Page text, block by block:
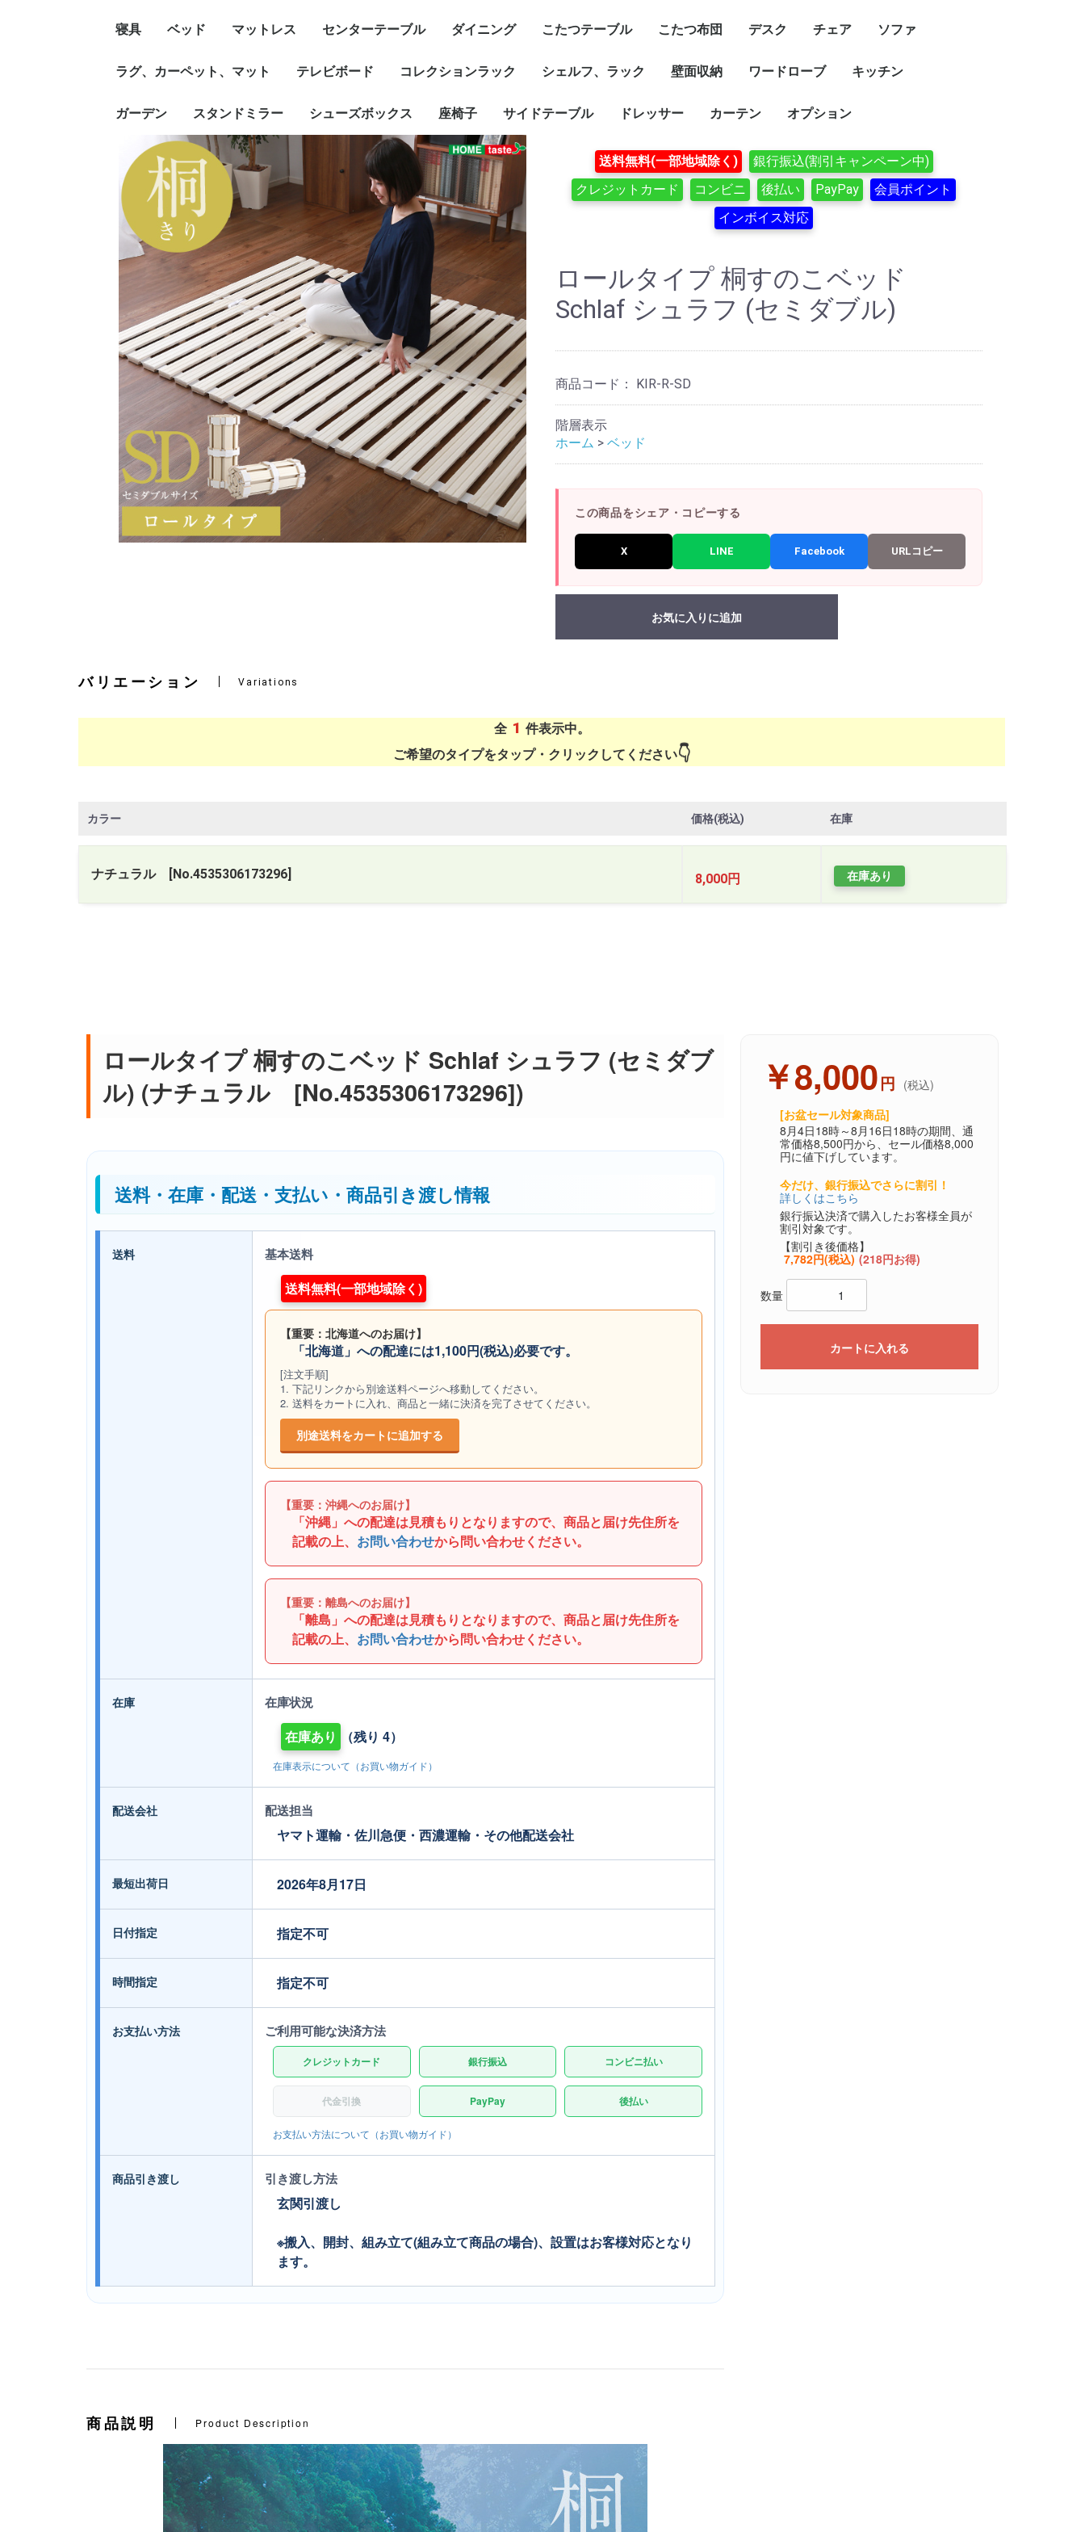
寝具 ベッド マットレス センターテーブル ダイニング こたつテーブル こたつ布団 デスク チェア ソファ
ラグ、カーペット、マット テレビボード コレクションラック シェルフ、ラック 壁面収納 ワードローブ キッチン
ガーデン スタンドミラー シューズボックス 座椅子 サイドテーブル ドレッサー カーテン オプション
送料無料(一部地域除く)
銀行振込(割引キャンペーン中)
クレジットカード
コンビニ 後払い PayPay
会員ポイント
インボイス対応
ロールタイプ 桐すのこベッド
Schlaf シュラフ (セミダブル)
商品コード： KIR-R-SD
階層表示
ホーム > ベッド
この商品をシェア・コピーする
X LINE Facebook URLコピー
お気に入りに追加
バリエーション Variations
全 1 件表示中。
ご希望のタイプをタップ・クリックしてください
カラー 価格(税込) 在庫
ナチュラル [No.4535306173296] 8,000円 在庫あり
ロールタイプ 桐すのこベッド Schlaf シュラフ (セミダブ
ル) (ナチュラル [No.4535306173296])
送料・在庫・配送・支払い・商品引き渡し情報
送料 基本送料
送料無料(一部地域除く)
【重要：北海道へのお届け】
「北海道」への配達には1,100円(税込)必要です。
[注文手順]
1. 下記リンクから別途送料ページへ移動してください。
2. 送料をカートに入れ、商品と一緒に決済を完了させてください。
別途送料をカートに追加する
【重要：沖縄へのお届け】
「沖縄」への配達は見積もりとなりますので、商品と届け先住所を
記載の上、 お問い合わせから問い合わせください。
【重要：離島へのお届け】
「離島」への配達は見積もりとなりますので、商品と届け先住所を
記載の上、 お問い合わせから問い合わせください。
在庫 在庫状況
在庫あり （残り 4）
在庫表示について（お買い物ガイド）
配送会社 配送担当
ヤマト運輸・佐川急便・西濃運輸・その他配送会社
最短出荷日 2026年8月17日
日付指定 指定不可
時間指定 指定不可
お支払い方法 ご利用可能な決済方法
クレジットカード 銀行振込 コンビニ払い
代金引換 PayPay 後払い
お支払い方法について（お買い物ガイド）
商品引き渡し 引き渡し方法
玄関引渡し
※搬入、開封、組み立て(組み立て商品の場合)、設置はお客様対応となり
ます。
￥8,000円 (税込)
[お盆セール対象商品]
8月4日18時～8月16日18時の期間、通
常価格8,500円から、セール価格8,000
円に値下げしています。
今だけ、銀行振込でさらに割引！
詳しくはこちら
銀行振込決済で購入したお客様全員が
割引対象です。
【割引き後価格】
7,782円(税込) (218円お得)
数量
カートに入れる
商品説明 Product Description